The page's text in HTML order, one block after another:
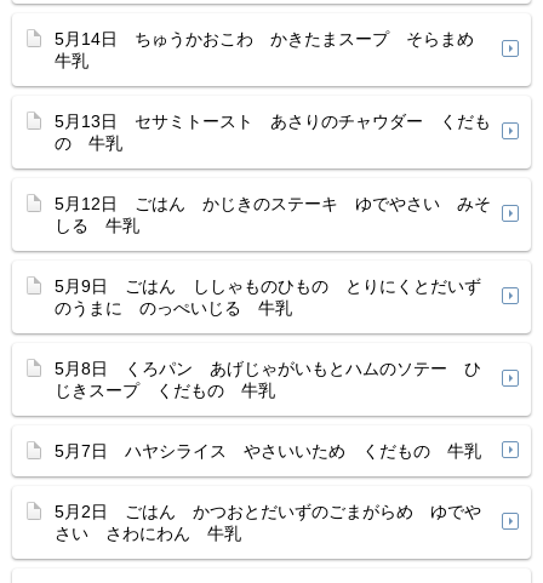
5月14日 ちゅうかおこわ かきたまスープ そらまめ
牛乳
5月13日 セサミトースト あさりのチャウダー くだも
の 牛乳
5月12日 ごはん かじきのステーキ ゆでやさい みそ
しる 牛乳
5月9日 ごはん ししゃものひもの とりにくとだいず
のうまに のっぺいじる 牛乳
5月8日 くろパン あげじゃがいもとハムのソテー ひ
じきスープ くだもの 牛乳
5月7日 ハヤシライス やさいいため くだもの 牛乳
5月2日 ごはん かつおとだいずのごまがらめ ゆでや
さい さわにわん 牛乳